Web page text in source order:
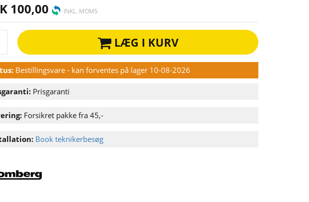
100,00 INKL. MOMS
LÆG I KURV
Bestillingsvare - kan forventes på lager 10-08-2026
Prisgaranti
Forsikret pakke fra 45,-
Book teknikerbesøg